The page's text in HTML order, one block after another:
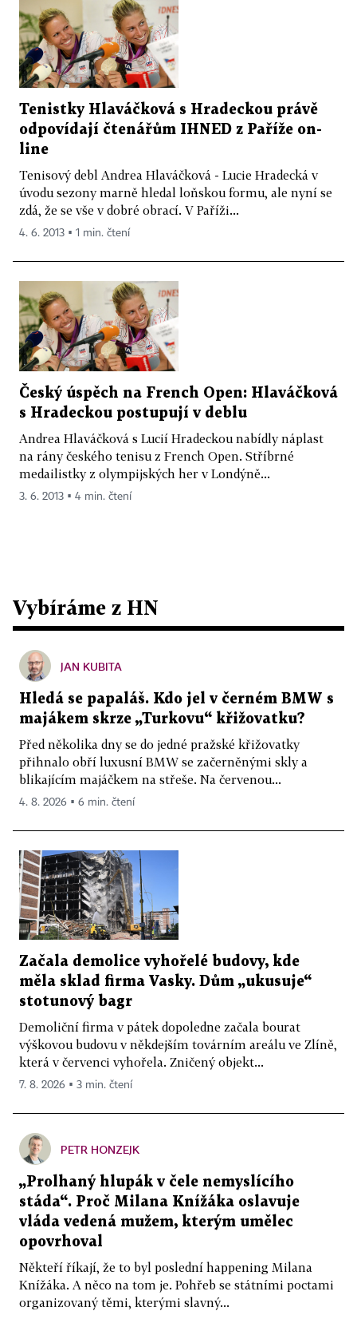
Tenistky Hlaváčková s Hradeckou právě
odpovídají čtenářům IHNED z Paříže on-
line
Tenisový debl Andrea Hlaváčková - Lucie Hradecká v
úvodu sezony marně hledal loňskou formu, ale nyní se
zdá, že se vše v dobré obrací. V Paříži...
4. 6. 2013 ▪ 1 min. čtení
Český úspěch na French Open: Hlaváčková
s Hradeckou postupují v deblu
Andrea Hlaváčková s Lucií Hradeckou nabídly náplast
na rány českého tenisu z French Open. Stříbrné
medailistky z olympijských her v Londýně...
3. 6. 2013 ▪ 4 min. čtení
Vybíráme z HN
JAN KUBITA
Hledá se papaláš. Kdo jel v černém BMW s
majákem skrze „Turkovu“ křižovatku?
Před několika dny se do jedné pražské křižovatky
přihnalo obří luxusní BMW se začerněnými skly a
blikajícím majáčkem na střeše. Na červenou...
4. 8. 2026 ▪ 6 min. čtení
Začala demolice vyhořelé budovy, kde
měla sklad firma Vasky. Dům „ukusuje“
stotunový bagr
Demoliční firma v pátek dopoledne začala bourat
výškovou budovu v někdejším továrním areálu ve Zlíně,
která v červenci vyhořela. Zničený objekt...
7. 8. 2026 ▪ 3 min. čtení
PETR HONZEJK
„Prolhaný hlupák v čele nemyslícího
stáda“. Proč Milana Knížáka oslavuje
vláda vedená mužem, kterým umělec
opovrhoval
Někteří říkají, že to byl poslední happening Milana
Knížáka. A něco na tom je. Pohřeb se státními poctami
organizovaný těmi, kterými slavný...